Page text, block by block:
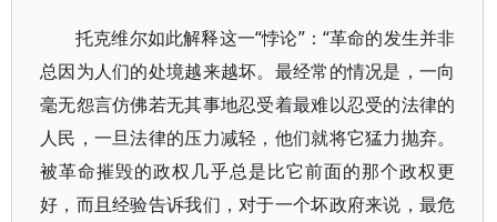
托克维尔如此解释这一“悖论”：“革命的发生并非
总因为人们的处境越来越坏。最经常的情况是，一向
毫无怨言仿佛若无其事地忍受着最难以忍受的法律的
人民，一旦法律的压力减轻，他们就将它猛力抛弃。
被革命摧毁的政权几乎总是比它前面的那个政权更
好，而且经验告诉我们，对于一个坏政府来说，最危